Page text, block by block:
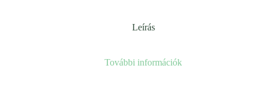
Leírás
További információk